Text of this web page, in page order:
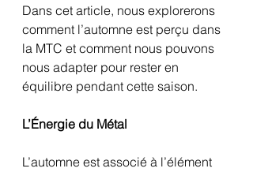
Dans cet article, nous explorerons
comment l’automne est perçu dans
la MTC et comment nous pouvons
nous adapter pour rester en
équilibre pendant cette saison.
L’Énergie du Métal
L’automne est associé à l’élément